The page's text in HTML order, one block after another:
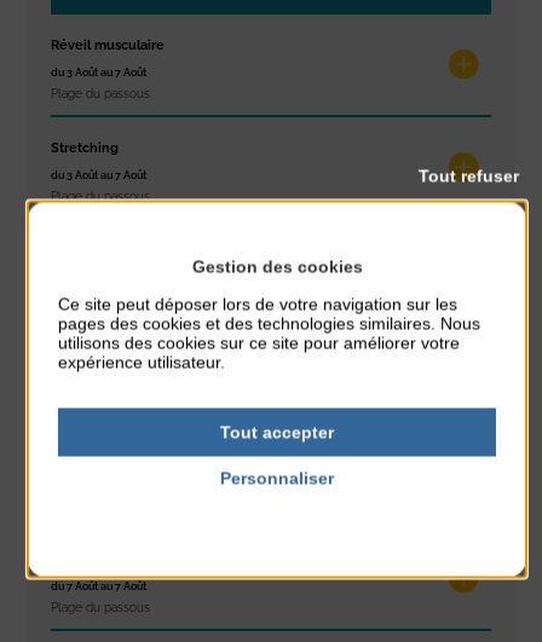
Réveil musculaire
du 3 Août au 7 Août
Plage du passous
Stretching
du 3 Août au 7 Août
Plage du passous
Tennis Club Coutainville
Marché d’été
Spectacle de rue
du 7 Août au 7 Août
Plage du passous
Gestion des cookies
Ce site peut déposer lors de votre navigation sur les
pages des cookies et des technologies similaires. Nous
utilisons des cookies sur ce site pour améliorer votre
expérience utilisateur.
Tout accepter
Tout refuser
Personnaliser